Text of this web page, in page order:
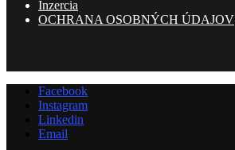
Inzercia
OCHRANA OSOBNÝCH ÚDAJOV
Facebook
Instagram
Linkedin
Email